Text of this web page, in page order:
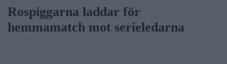
Rospiggarna laddar för
hemmamatch mot serieledarna